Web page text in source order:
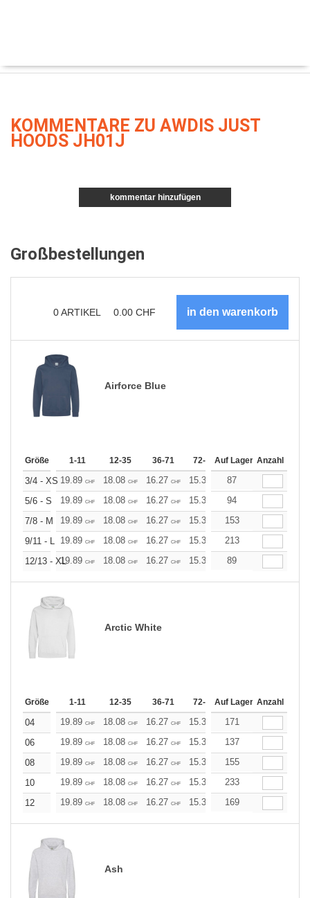
KOMMENTARE ZU AWDIS JUST
HOODS JH01J
kommentar hinzufügen
Großbestellungen
0ARTIKEL 0.00 CHF
Airforce Blue
Größe 1-11 12-35 36-71 72-143 144-287 288 +
Auf Lager Anzahl
3/4 - XS 19.89 CHF 18.08 CHF 16.27 CHF 15.37 14.46
87
5/6 - S
19.89 CHF 18.08 CHF 16.27 CHF 15.37 14.46
94
7/8 - M
19.89 CHF 18.08 CHF 16.27 CHF 15.37 14.46
153
9/11 - L 19.89 CHF 18.08 CHF 16.27 CHF 15.37 14.46
213
12/13 - XL19.89 CHF 18.08 CHF 16.27 CHF 15.37 14.46
89
Arctic White
Größe 1-11 12-35 36-71 72-143 144-287 288 +
Auf Lager Anzahl
04 19.89 CHF 18.08 CHF 16.27 CHF 15.37 14.46
171
06
19.89 CHF 18.08 CHF 16.27 CHF 15.37 14.46
137
08
19.89 CHF 18.08 CHF 16.27 CHF 15.37 14.46
155
10
19.89 CHF 18.08 CHF 16.27 CHF 15.37 14.46
233
12
19.89 CHF 18.08 CHF 16.27 CHF 15.37 14.46
169
Ash